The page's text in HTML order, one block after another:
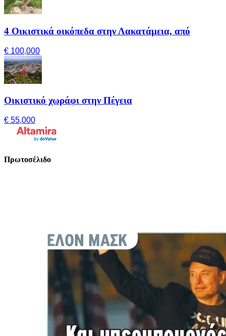
4 Οικιστικά οικόπεδα στην Λακατάμεια, από
€ 100,000
Οικιστικό χωράφι στην Πέγεια
€ 55,000
Πρωτοσέλιδο